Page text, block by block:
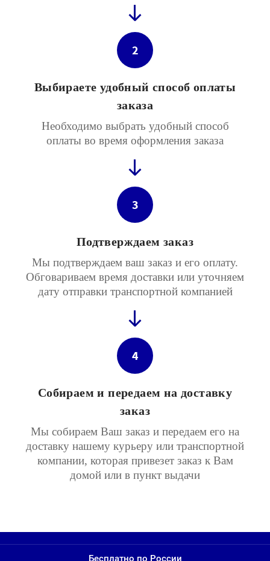
2
Выбираете удобный способ оплаты
заказа
Необходимо выбрать удобный способ
оплаты во время оформления заказа
3
Подтверждаем заказ
Мы подтверждаем ваш заказ и его оплату.
Обговариваем время доставки или уточняем
дату отправки транспортной компанией
4
Собираем и передаем на доставку
заказ
Мы собираем Ваш заказ и передаем его на
доставку нашему курьеру или транспортной
компании, которая привезет заказ к Вам
домой или в пункт выдачи
Бесплатно по России